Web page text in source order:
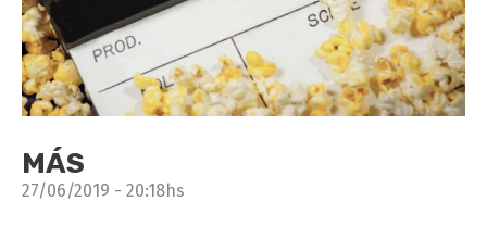
MÁS
27/06/2019 - 20:18hs